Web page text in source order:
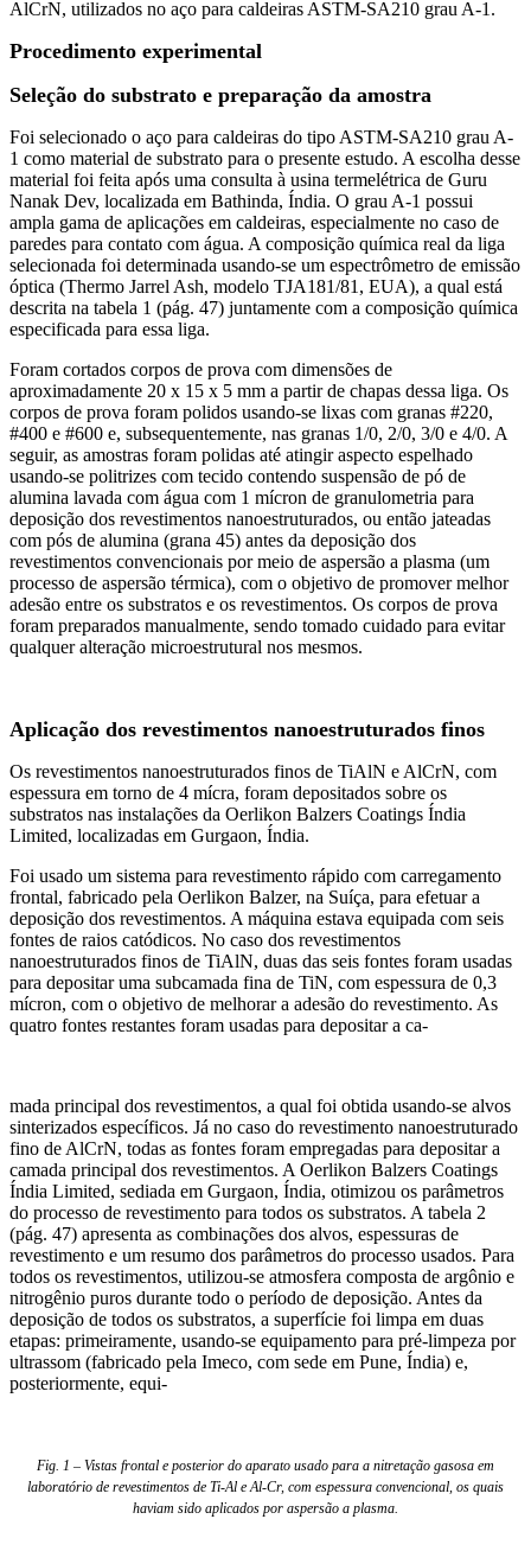
AlCrN, utilizados no aço para caldeiras ASTM-SA210 grau A-1.
Procedimento experimental
Seleção do substrato e preparação da amostra
Foi selecionado o aço para caldeiras do tipo ASTM-SA210 grau A-
1 como material de substrato para o presente estudo. A escolha desse
material foi feita após uma consulta à usina termelétrica de Guru
Nanak Dev, localizada em Bathinda, Índia. O grau A-1 possui
ampla gama de aplicações em caldeiras, especialmente no caso de
paredes para contato com água. A composição química real da liga
selecionada foi determinada usando-se um espectrômetro de emissão
óptica (Thermo Jarrel Ash, modelo TJA181/81, EUA), a qual está
descrita na tabela 1 (pág. 47) juntamente com a composição química
especificada para essa liga.
Foram cortados corpos de prova com dimensões de
aproximadamente 20 x 15 x 5 mm a partir de chapas dessa liga. Os
corpos de prova foram polidos usando-se lixas com granas #220,
#400 e #600 e, subsequentemente, nas granas 1/0, 2/0, 3/0 e 4/0. A
seguir, as amostras foram polidas até atingir aspecto espelhado
usando-se politrizes com tecido contendo suspensão de pó de
alumina lavada com água com 1 mícron de granulometria para
deposição dos revestimentos nanoestruturados, ou então jateadas
com pós de alumina (grana 45) antes da deposição dos
revestimentos convencionais por meio de aspersão a plasma (um
processo de aspersão térmica), com o objetivo de promover melhor
adesão entre os substratos e os revestimentos. Os corpos de prova
foram preparados manualmente, sendo tomado cuidado para evitar
qualquer alteração microestrutural nos mesmos.
Aplicação dos revestimentos nanoestruturados finos
Os revestimentos nanoestruturados finos de TiAlN e AlCrN, com
espessura em torno de 4 mícra, foram depositados sobre os
substratos nas instalações da Oerlikon Balzers Coatings Índia
Limited, localizadas em Gurgaon, Índia.
Foi usado um sistema para revestimento rápido com carregamento
frontal, fabricado pela Oerlikon Balzer, na Suíça, para efetuar a
deposição dos revestimentos. A máquina estava equipada com seis
fontes de raios catódicos. No caso dos revestimentos
nanoestruturados finos de TiAlN, duas das seis fontes foram usadas
para depositar uma subcamada fina de TiN, com espessura de 0,3
mícron, com o objetivo de melhorar a adesão do revestimento. As
quatro fontes restantes foram usadas para depositar a ca-
mada principal dos revestimentos, a qual foi obtida usando-se alvos
sinterizados específicos. Já no caso do revestimento nanoestruturado
fino de AlCrN, todas as fontes foram empregadas para depositar a
camada principal dos revestimentos. A Oerlikon Balzers Coatings
Índia Limited, sediada em Gurgaon, Índia, otimizou os parâmetros
do processo de revestimento para todos os substratos. A tabela 2
(pág. 47) apresenta as combinações dos alvos, espessuras de
revestimento e um resumo dos parâmetros do processo usados. Para
todos os revestimentos, utilizou-se atmosfera composta de argônio e
nitrogênio puros durante todo o período de deposição. Antes da
deposição de todos os substratos, a superfície foi limpa em duas
etapas: primeiramente, usando-se equipamento para pré-limpeza por
ultrassom (fabricado pela Imeco, com sede em Pune, Índia) e,
posteriormente, equi-
Fig. 1 – Vistas frontal e posterior do aparato usado para a nitretação gasosa em
laboratório de revestimentos de Ti-Al e Al-Cr, com espessura convencional, os quais
haviam sido aplicados por aspersão a plasma.